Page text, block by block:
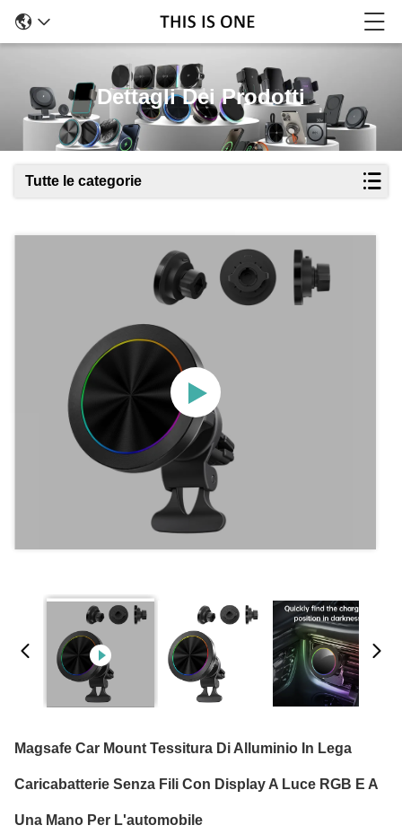
Dettagli Dei Prodotti
Tutte le categorie
Magsafe Car Mount Tessitura Di Alluminio In Lega
Caricabatterie Senza Fili Con Display A Luce RGB E A
Una Mano Per L'automobile